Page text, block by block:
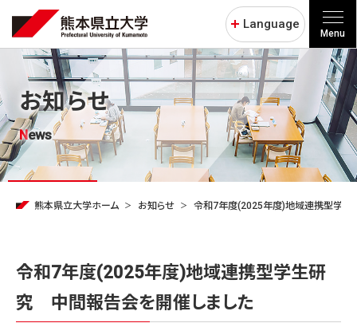
Language
Menu
お知らせ
News
熊本県立大学ホーム お知らせ 令和7年度(2025年度)地域連携型学生
令和7年度(2025年度)地域連携型学生研
究 中間報告会を開催しました